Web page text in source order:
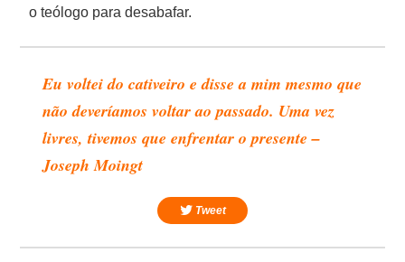
o teólogo para desabafar.
Eu voltei do cativeiro e disse a mim mesmo que
não deveríamos voltar ao passado. Uma vez
livres, tivemos que enfrentar o presente –
Joseph Moingt
Tweet